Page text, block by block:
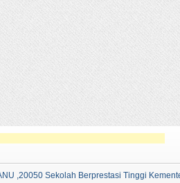
,20050 Sekolah Berprestasi Tinggi